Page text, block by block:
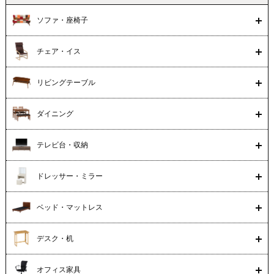
ソファ・座椅子
チェア・イス
リビングテーブル
ダイニング
テレビ台・収納
ドレッサー・ミラー
ベッド・マットレス
デスク・机
オフィス家具